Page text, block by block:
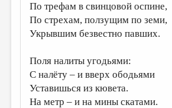
СТРАНИЦЫ ПАМЯТИ
ОБЪЯВЛЕНИЯ
КОЛОНКА РЕДАКТОРА
РЕДКОЛЛЕГИЯ
ОТ РЕДАКЦИИ
По трефам в свинцовой оспине,
По стрехам, ползущим по земи,
Укрывшим безвестно павших.
Поля налиты угодьями:
С налёту – и вверх ободьями
Уставишься из кювета.
На метр – и на мины скатами.